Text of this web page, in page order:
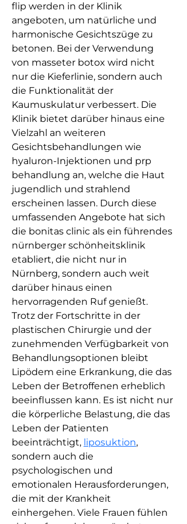
flip werden in der Klinik
angeboten, um natürliche und
harmonische Gesichtszüge zu
betonen. Bei der Verwendung
von masseter botox wird nicht
nur die Kieferlinie, sondern auch
die Funktionalität der
Kaumuskulatur verbessert. Die
Klinik bietet darüber hinaus eine
Vielzahl an weiteren
Gesichtsbehandlungen wie
hyaluron-Injektionen und prp
behandlung an, welche die Haut
jugendlich und strahlend
erscheinen lassen. Durch diese
umfassenden Angebote hat sich
die bonitas clinic als ein führendes
nürnberger schönheitsklinik
etabliert, die nicht nur in
Nürnberg, sondern auch weit
darüber hinaus einen
hervorragenden Ruf genießt.
Trotz der Fortschritte in der
plastischen Chirurgie und der
zunehmenden Verfügbarkeit von
Behandlungsoptionen bleibt
Lipödem eine Erkrankung, die das
Leben der Betroffenen erheblich
beeinflussen kann. Es ist nicht nur
die körperliche Belastung, die das
Leben der Patienten
beeinträchtigt, liposuktion,
sondern auch die
psychologischen und
emotionalen Herausforderungen,
die mit der Krankheit
einhergehen. Viele Frauen fühlen